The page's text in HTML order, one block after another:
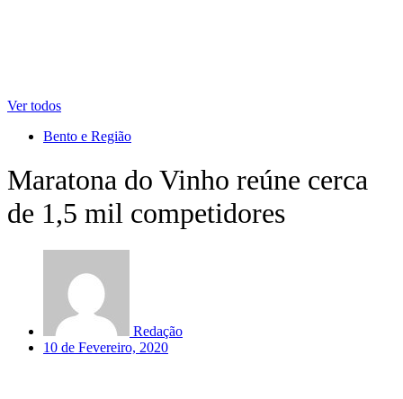
Ver todos
Bento e Região
Maratona do Vinho reúne cerca
de 1,5 mil competidores
Redação
10 de Fevereiro, 2020